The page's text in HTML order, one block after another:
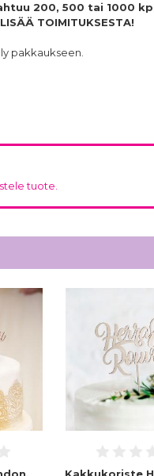
200, 500 tai 1000
TOIMITUKSESTA!
pakkaukseen.
tuote.
Kakkukoriste